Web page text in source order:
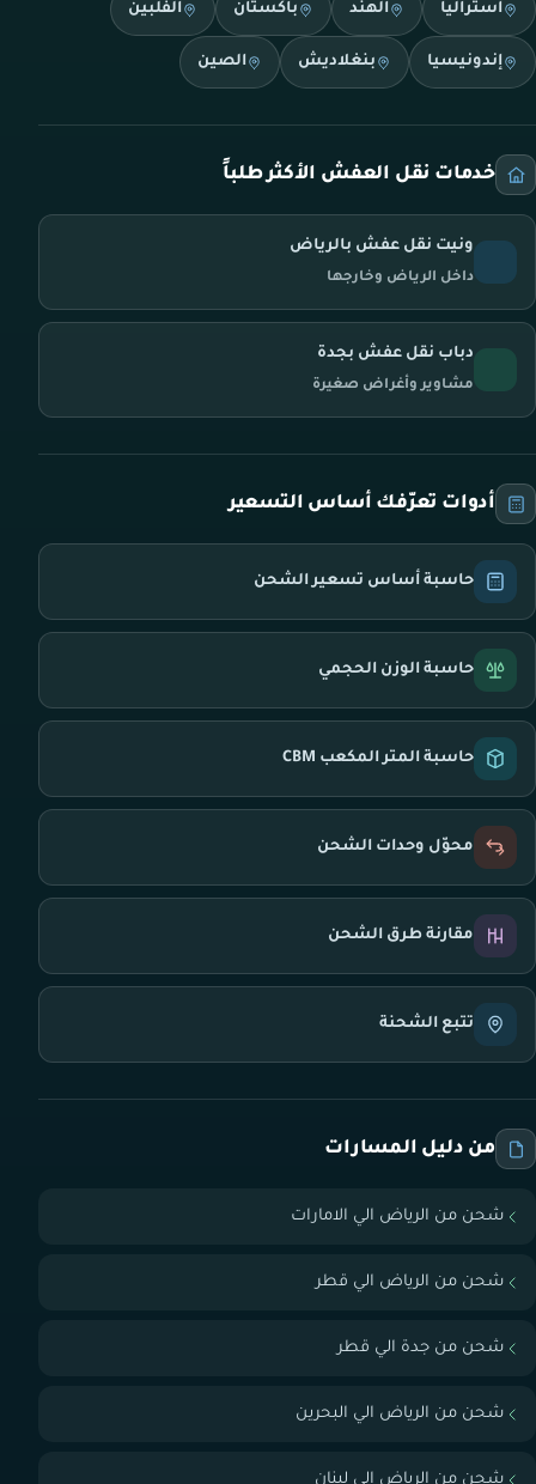
أستراليا الهند باكستان الفلبين
إندونيسيا بنغلاديش الصين
خدمات نقل العفش الأكثر طلباً
ونيت نقل عفش بالرياض
داخل الرياض وخارجها
دباب نقل عفش بجدة
مشاوير وأغراض صغيرة
أدوات تعرّفك أساس التسعير
حاسبة أساس تسعير الشحن
حاسبة الوزن الحجمي
حاسبة المتر المكعب CBM
محوّل وحدات الشحن
مقارنة طرق الشحن
تتبع الشحنة
من دليل المسارات
شحن من الرياض الي الامارات
شحن من الرياض الي قطر
شحن من جدة الي قطر
شحن من الرياض الي البحرين
شحن من الرياض الي لبنان